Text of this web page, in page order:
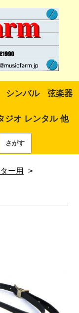
シンバル 弦楽器
ジオ レンタル 他
ー用 >